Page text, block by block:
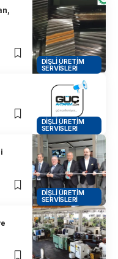
DIŞLI ÜRETIM
SERVISLERI
DIŞLI ÜRETIM
SERVISLERI
DIŞLI ÜRETIM
SERVISLERI